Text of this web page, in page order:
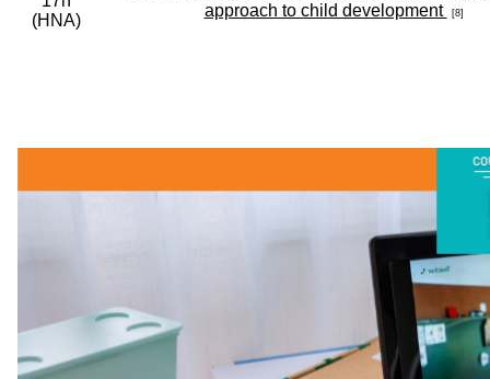
(HNA)
approach to child development
[8]